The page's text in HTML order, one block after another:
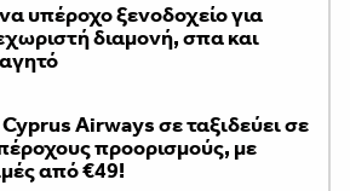
υπέροχο ξενοδοχείο για
διαμονή, σπα και
Airways σε ταξιδεύει σε
προορισμούς, με
από €49!